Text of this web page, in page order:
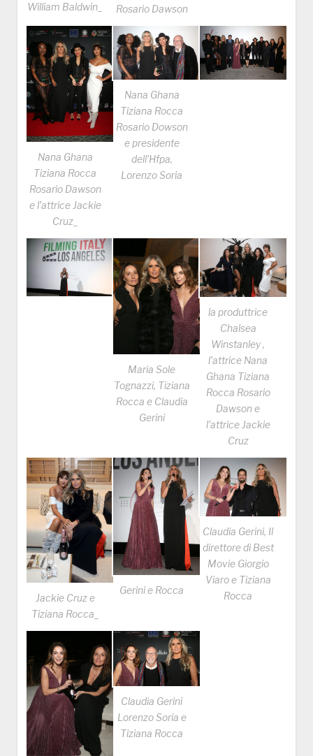
William Baldwin_ Rosario Dawson
Nana Ghana
Tiziana Rocca
Rosario Dawson
e l’attrice Jackie
Cruz_
Nana Ghana
Tiziana Rocca
Rosario Dowson
e presidente
dell’Hfpa,
Lorenzo Soria
Maria Sole
Tognazzi, Tiziana
Rocca e Claudia
Gerini
la produttrice
Chalsea
Winstanley ,
l’attrice Nana
Ghana Tiziana
Rocca Rosario
Dawson e
l’attrice Jackie
Cruz
Jackie Cruz e
Tiziana Rocca_
Gerini e Rocca
Claudia Gerini, Il
direttore di Best
Movie Giorgio
Viaro e Tiziana
Rocca
Claudia Gerini
Lorenzo Soria e
Tiziana Rocca